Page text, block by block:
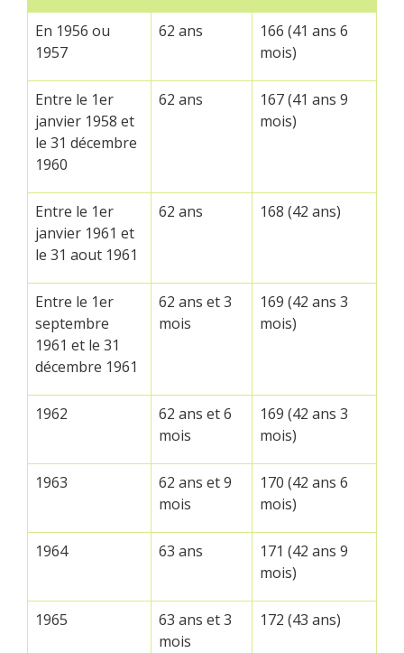
En 1956 ou
1957
62 ans
166 (41 ans 6
mois)
Entre le 1er
janvier 1958 et
le 31 décembre
1960
62 ans
167 (41 ans 9
mois)
Entre le 1er
janvier 1961 et
le 31 aout 1961
62 ans 168 (42 ans)
Entre le 1er
septembre
1961 et le 31
décembre 1961
62 ans et 3
mois
169 (42 ans 3
mois)
1962
62 ans et 6
mois
169 (42 ans 3
mois)
1963
62 ans et 9
mois
170 (42 ans 6
mois)
1964 63 ans
171 (42 ans 9
mois)
1965
63 ans et 3
mois
172 (43 ans)